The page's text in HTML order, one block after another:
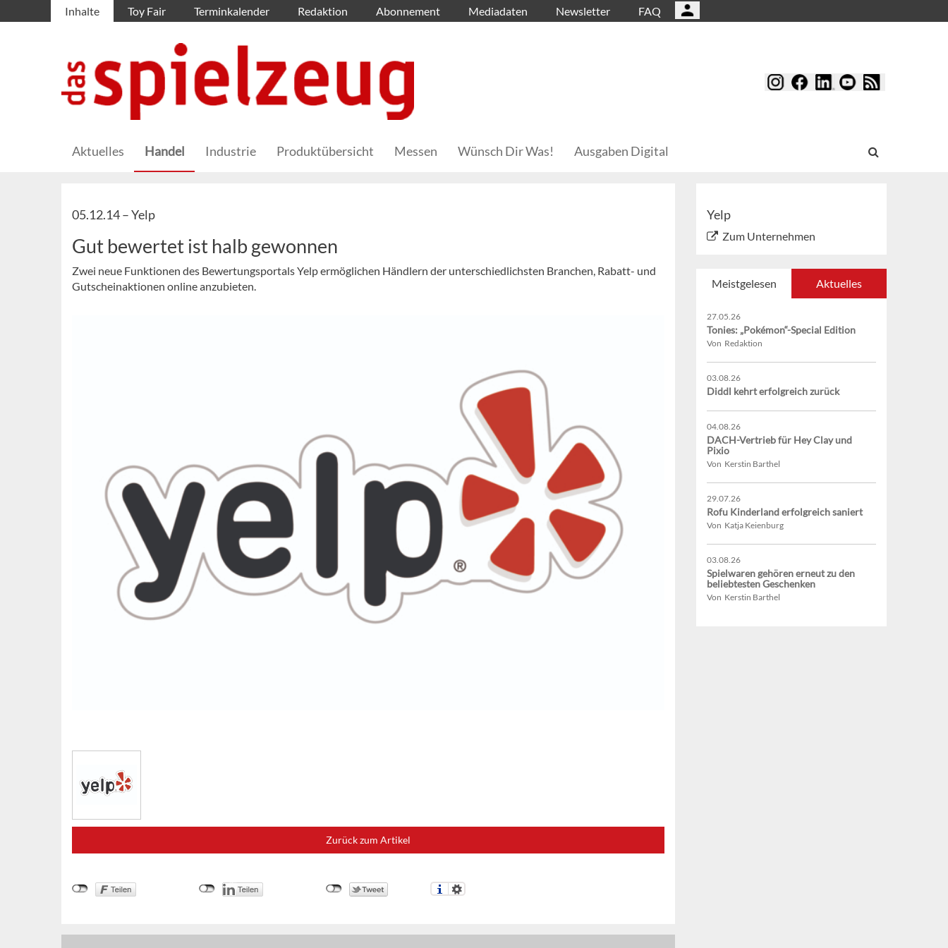
Inhalte Toy Fair Terminkalender Redaktion Abonnement Mediadaten Newsletter FAQ
Aktuelles Handel Industrie Produktübersicht Messen Wünsch Dir Was! Ausgaben Digital
05.12.14 –Yelp
Gut bewertet ist halb gewonnen
Zwei neue Funktionen des Bewertungsportals Yelp ermöglichen Händlern der unterschiedlichsten Branchen, Rabatt- und
Gutscheinaktionen online anzubieten.
Zurück zum Artikel
Yelp
Zum Unternehmen
Meistgelesen Aktuelles
27.05.26
Tonies: „Pokémon“-Special Edition
Von Redaktion
03.08.26
Diddl kehrt erfolgreich zurück
04.08.26
DACH-Vertrieb für Hey Clay und
Pixio
Von Kerstin Barthel
29.07.26
Rofu Kinderland erfolgreich saniert
Von Katja Keienburg
03.08.26
Spielwaren gehören erneut zu den
beliebtesten Geschenken
Von Kerstin Barthel